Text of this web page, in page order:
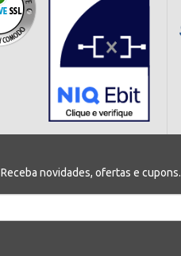
Receba novidades, ofertas e cupons.